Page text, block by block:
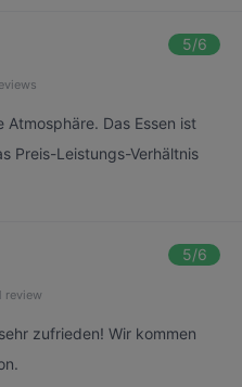
5/6
Das Essen ist
Preis-Leistungs-Verhältnis
5/6
review
zufrieden! Wir kommen